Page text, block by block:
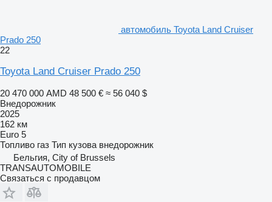
автомобиль Toyota Land Cruiser
Prado 250
22
Toyota Land Cruiser Prado 250
20 470 000 AMD 48 500 € ≈ 56 040 $
Внедорожник
2025
162 км
Euro 5
Топливо газ Тип кузова внедорожник
Бельгия, City of Brussels
TRANSAUTOMOBILE
Связаться с продавцом